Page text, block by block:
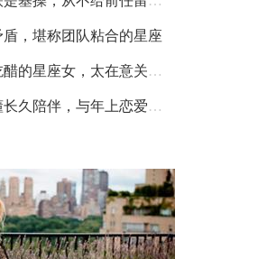
，堪称团队粘合的星座
小事也会吃醋的星座女，太在意关系里的安全感
这些星座懂长久陪伴，与年上恋爱更长久